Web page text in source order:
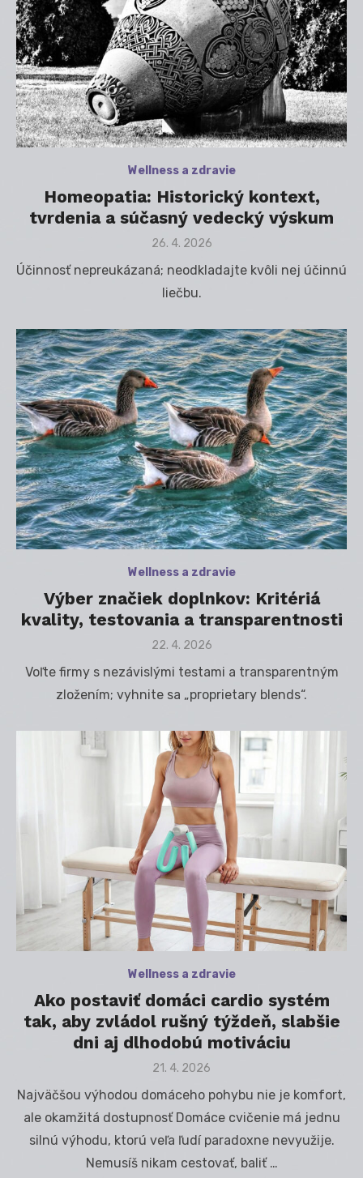
Wellness a zdravie
Homeopatia: Historický kontext,
tvrdenia a súčasný vedecký výskum
Posted
26. 4. 2026
Účinnosť nepreukázaná; neodkladajte kvôli nej účinnú
liečbu.
Wellness a zdravie
Výber značiek doplnkov: Kritériá
kvality, testovania a transparentnosti
Posted
22. 4. 2026
Voľte firmy s nezávislými testami a transparentným
zložením; vyhnite sa „proprietary blends“.
Wellness a zdravie
Ako postaviť domáci cardio systém
tak, aby zvládol rušný týždeň, slabšie
dni aj dlhodobú motiváciu
Posted
21. 4. 2026
Najväčšou výhodou domáceho pohybu nie je komfort,
ale okamžitá dostupnosť Domáce cvičenie má jednu
silnú výhodu, ktorú veľa ľudí paradoxne nevyužije.
Nemusíš nikam cestovať, baliť …